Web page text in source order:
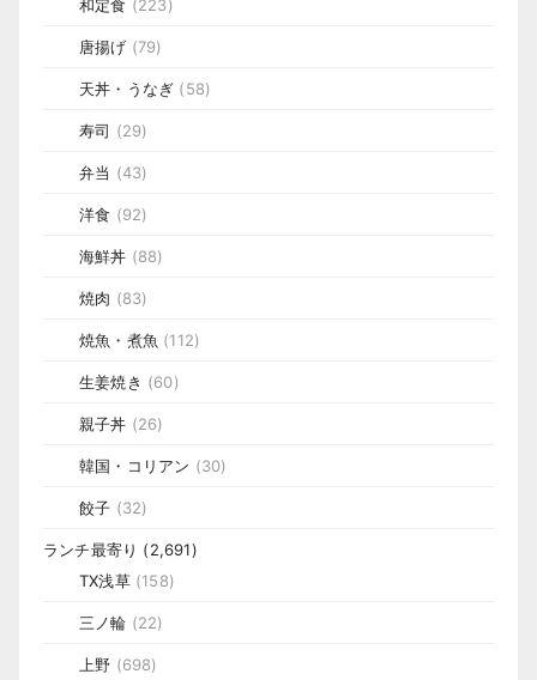
和定食 (223)
唐揚げ (79)
天丼・うなぎ (58)
寿司 (29)
弁当 (43)
洋食 (92)
海鮮丼 (88)
焼肉 (83)
焼魚・煮魚 (112)
生姜焼き (60)
親子丼 (26)
韓国・コリアン (30)
餃子 (32)
ランチ最寄り (2,691)
TX浅草(158)
三ノ輪 (22)
上野 (698)